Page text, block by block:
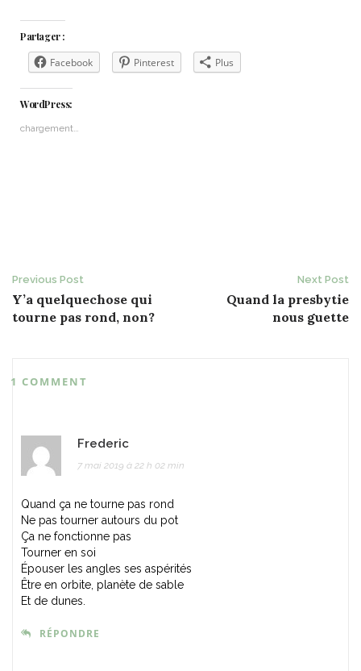
Partager :
Facebook Pinterest Plus
WordPress:
chargement…
Post
navigation
Previous Post
Y’a quelquechose qui
tourne pas rond, non?
Next Post
Quand la presbytie
nous guette
1 COMMENT
Frederic
7 mai 2019 à 22 h 02 min
Quand ça ne tourne pas rond
Ne pas tourner autours du pot
Ça ne fonctionne pas
Tourner en soi
Épouser les angles ses aspérités
Être en orbite, planète de sable
Et de dunes.
RÉPONDRE